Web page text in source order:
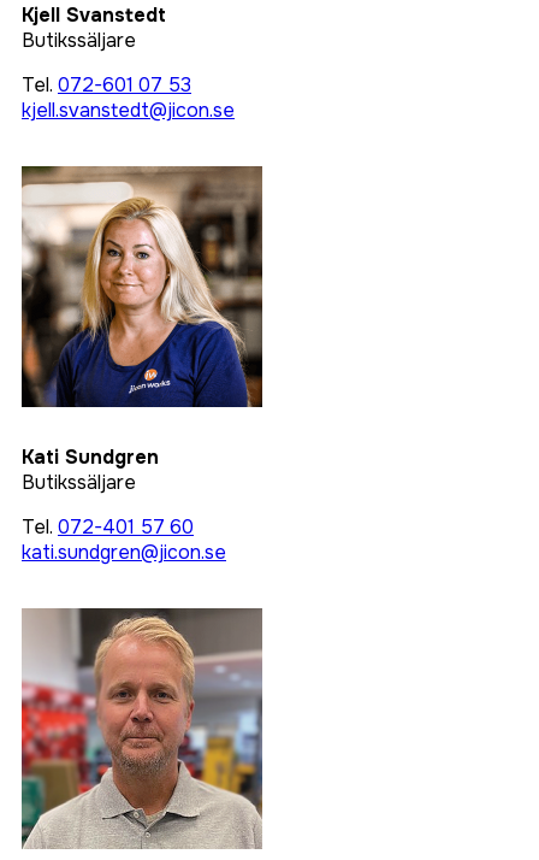
Kjell Svanstedt
Butikssäljare
Tel. 072-601 07 53
kjell.svanstedt@jicon.se
Kati Sundgren
Butikssäljare
Tel. 072-401 57 60
kati.sundgren@jicon.se